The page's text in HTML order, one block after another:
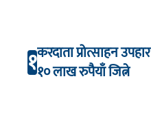
१करदाता प्रोत्साहन
१० लाख रुपैयाँ जित्ने